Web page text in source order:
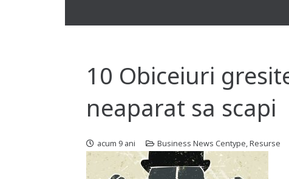
10 Obiceiuri
neaparat sa scapi
acum 9 ani Business News Centype,Resurse